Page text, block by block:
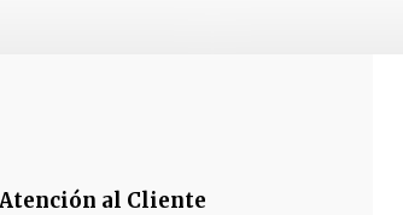
Atención al Cliente